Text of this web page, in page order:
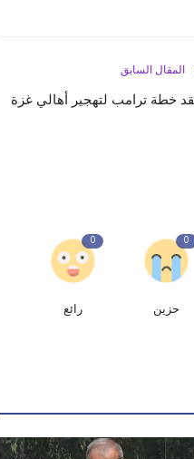
المقال السابق
خطة ترامب لتهجير أهالي غزة
0
حزين
0
رائع